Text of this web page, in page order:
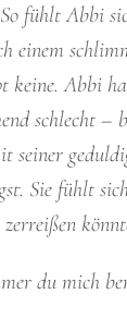
fühlt Abbi
einem
keine. Abbi
schlecht –
seiner
Sie fühlt
du mich